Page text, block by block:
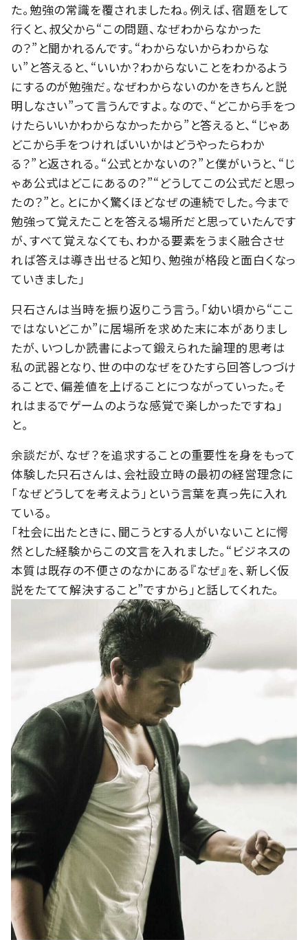
た。勉強の常識を覆されましたね。例えば、宿題をして
行くと、叔父から“この問題、なぜわからなかった
の？”と聞かれるんです。“わからないからわからな
い”と答えると、“いいか？わからないことをわかるよう
にするのが勉強だ。なぜわからないのかをきちんと説
明しなさい”って言うんですよ。なので、“どこから手をつ
けたらいいかわからなかったから”と答えると、“じゃあ
どこから手をつければいいかはどうやったらわか
る？”と返される。“公式とかないの？”と僕がいうと、“じ
ゃあ公式はどこにあるの？”“どうしてこの公式だと思っ
たの？”と。とにかく驚くほどなぜの連続でした。今まで
勉強って覚えたことを答える場所だと思っていたんです
が、すべて覚えなくても、わかる要素をうまく融合させ
れば答えは導き出せると知り、勉強が格段と面白くなっ
ていきました」
只石さんは当時を振り返りこう言う。「幼い頃から“ここ
ではないどこか”に居場所を求めた末に本がありまし
たが、いつしか読書によって鍛えられた論理的思考は
私の武器となり、世の中のなぜをひたすら回答しつづけ
ることで、偏差値を上げることにつながっていった。そ
れはまるでゲームのような感覚で楽しかったですね」
と。
余談だが、なぜ？を追求することの重要性を身をもって
体験した只石さんは、会社設立時の最初の経営理念に
「なぜどうしてを考えよう」という言葉を真っ先に入れ
ている。
「社会に出たときに、聞こうとする人がいないことに愕
然とした経験からこの文言を入れました。“ビジネスの
本質は既存の不便さのなかにある『なぜ』を、新しく仮
説をたてて解決すること”ですから」と話してくれた。